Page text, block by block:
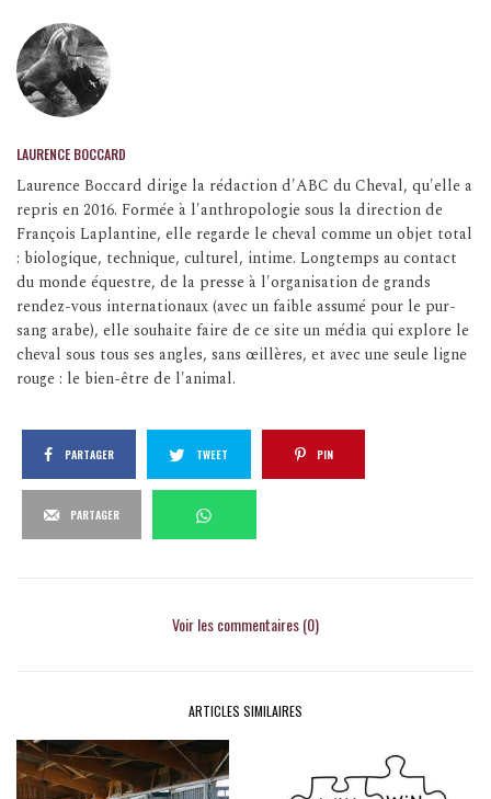
LAURENCE BOCCARD
Laurence Boccard dirige la rédaction d'ABC du Cheval, qu'elle a
repris en 2016. Formée à l'anthropologie sous la direction de
François Laplantine, elle regarde le cheval comme un objet total
: biologique, technique, culturel, intime. Longtemps au contact
du monde équestre, de la presse à l'organisation de grands
rendez-vous internationaux (avec un faible assumé pour le pur-
sang arabe), elle souhaite faire de ce site un média qui explore le
cheval sous tous ses angles, sans œillères, et avec une seule ligne
rouge : le bien-être de l'animal.
PARTAGER TWEET PIN
PARTAGER
Voir les commentaires (0)
ARTICLES SIMILAIRES